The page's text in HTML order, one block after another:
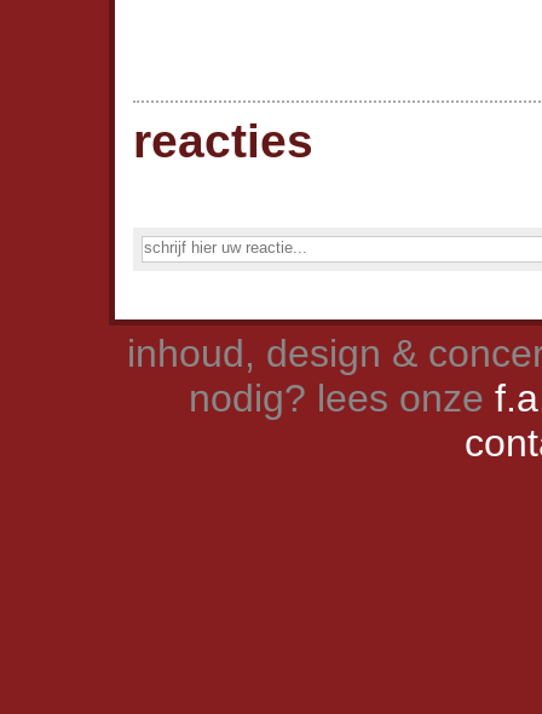
reacties
inhoud, design &
nodig? lees onze